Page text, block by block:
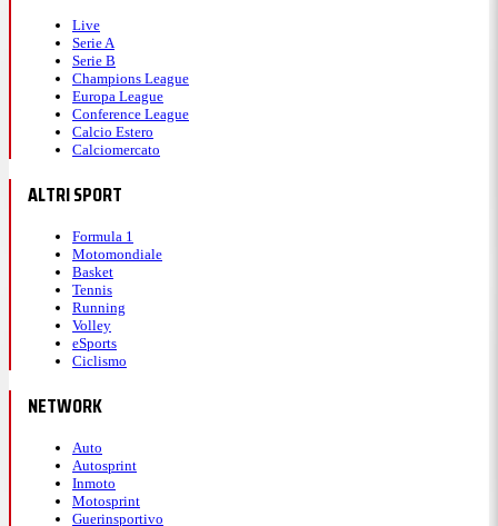
Live
Serie A
Serie B
Champions League
Europa League
Conference League
Calcio Estero
Calciomercato
ALTRI SPORT
Formula 1
Motomondiale
Basket
Tennis
Running
Volley
eSports
Ciclismo
NETWORK
Auto
Autosprint
Inmoto
Motosprint
Guerinsportivo